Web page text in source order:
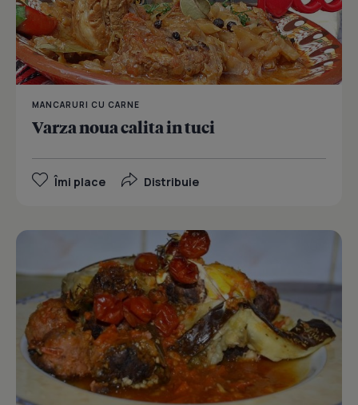
MANCARURI CU CARNE
Varza noua calita in tuci
Îmi place Distribuie